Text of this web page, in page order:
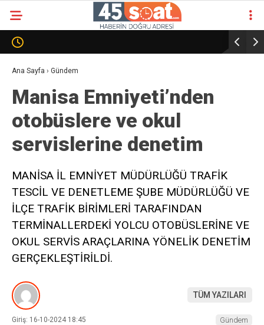
Ana Sayfa › Gündem
Manisa Emniyeti’nden
otobüslere ve okul
servislerine denetim
MANİSA İL EMNİYET MÜDÜRLÜĞÜ TRAFİK
TESCİL VE DENETLEME ŞUBE MÜDÜRLÜĞÜ VE
İLÇE TRAFİK BİRİMLERİ TARAFINDAN
TERMİNALLERDEKİ YOLCU OTOBÜSLERİNE VE
OKUL SERVİS ARAÇLARINA YÖNELİK DENETİM
GERÇEKLEŞTİRİLDİ.
TÜM YAZILARI
Giriş: 16-10-2024 18:45 Gündem